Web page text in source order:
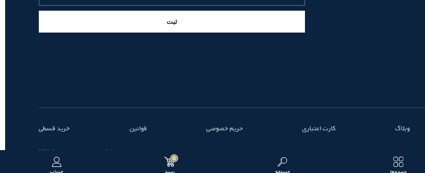
0
ثبت
وبلاگ کارت اعتباری حریم خصوصی قوانین خرید قسطی
طراحی و توسعه توسط MK